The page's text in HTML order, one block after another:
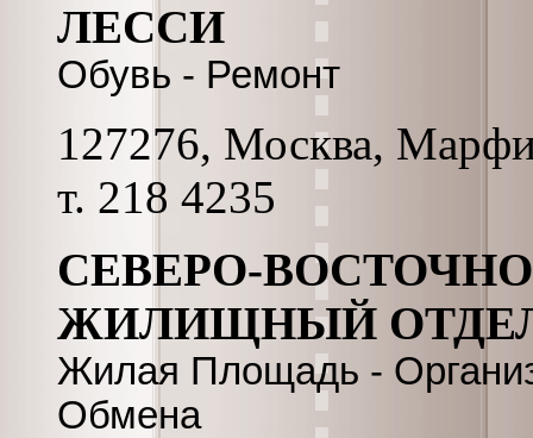
ЛЕССИ
Обувь - Ремонт
127276, Москва,
т. 218 4235
СЕВЕРО-
ЖИЛИЩНЫЙ
Жилая Площадь -
Обмена